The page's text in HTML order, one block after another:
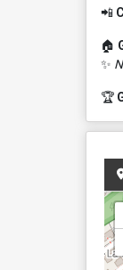
📲
🏠
✨
🏆